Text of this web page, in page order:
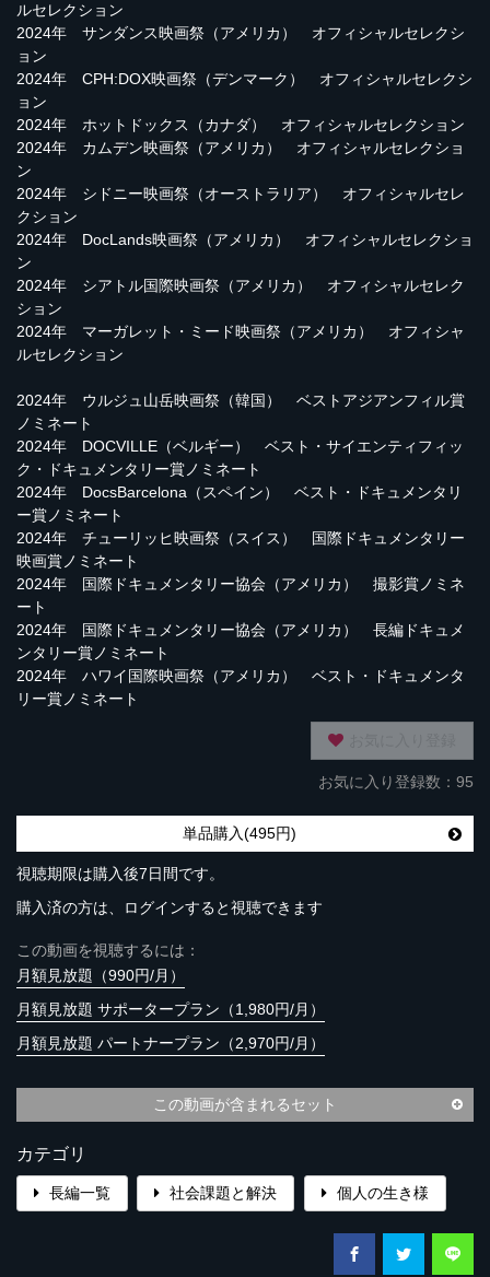
ルセレクション
2024年 サンダンス映画祭（アメリカ） オフィシャルセレクシ
ョン
2024年 CPH:DOX映画祭（デンマーク） オフィシャルセレクシ
ョン
2024年 ホットドックス（カナダ） オフィシャルセレクション
2024年 カムデン映画祭（アメリカ） オフィシャルセレクショ
ン
2024年 シドニー映画祭（オーストラリア） オフィシャルセレ
クション
2024年 DocLands映画祭（アメリカ） オフィシャルセレクショ
ン
2024年 シアトル国際映画祭（アメリカ） オフィシャルセレク
ション
2024年 マーガレット・ミード映画祭（アメリカ） オフィシャ
ルセレクション
2024年 ウルジュ山岳映画祭（韓国） ベストアジアンフィル賞
ノミネート
2024年 DOCVILLE（ベルギー） ベスト・サイエンティフィッ
ク・ドキュメンタリー賞ノミネート
2024年 DocsBarcelona（スペイン） ベスト・ドキュメンタリ
ー賞ノミネート
2024年 チューリッヒ映画祭（スイス） 国際ドキュメンタリー
映画賞ノミネート
2024年 国際ドキュメンタリー協会（アメリカ） 撮影賞ノミネ
ート
2024年 国際ドキュメンタリー協会（アメリカ） 長編ドキュメ
ンタリー賞ノミネート
2024年 ハワイ国際映画祭（アメリカ） ベスト・ドキュメンタ
リー賞ノミネート
お気に入り登録数：95
単品購入(495円)
視聴期限は購入後7日間です。
購入済の方は、ログインすると視聴できます
この動画を視聴するには：
月額見放題（990円/月）
月額見放題 サポータープラン（1,980円/月）
月額見放題 パートナープラン（2,970円/月）
この動画が含まれるセット
カテゴリ
長編一覧 社会課題と解決 個人の生き様